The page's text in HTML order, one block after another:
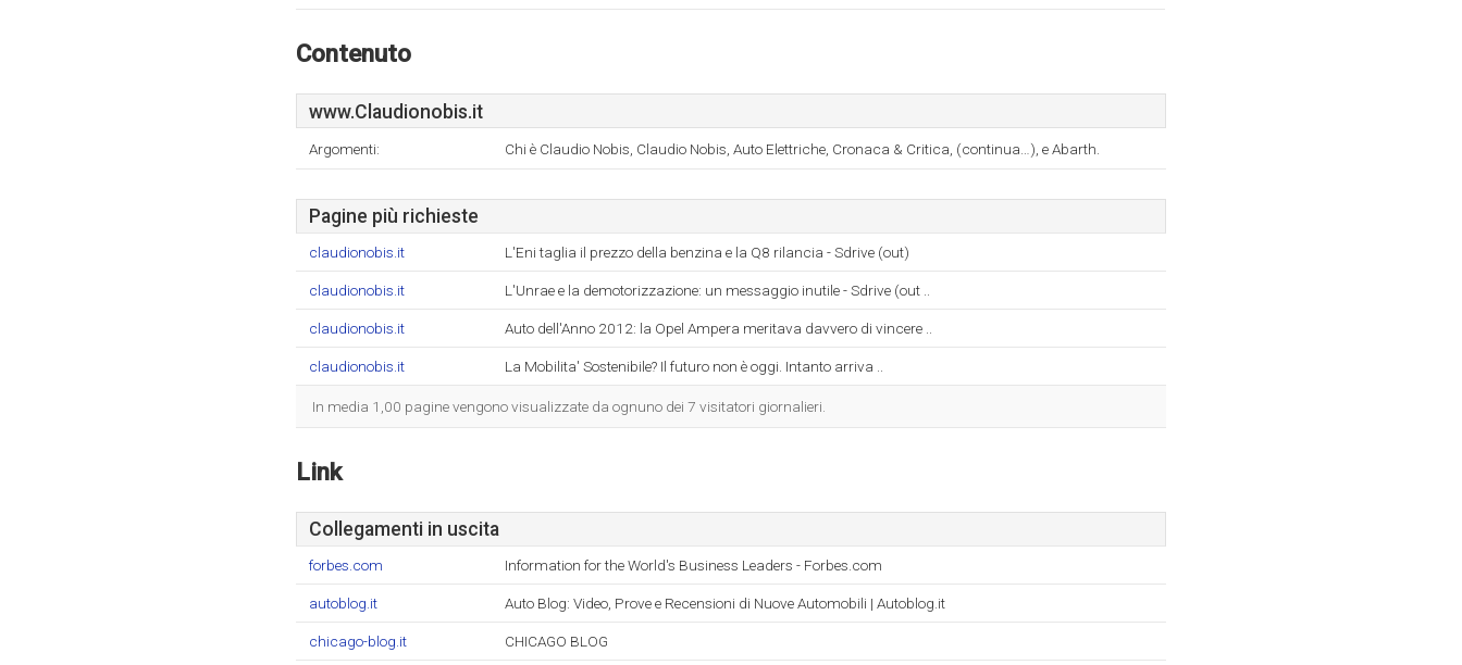
Contenuto
www.Claudionobis.it
Argomenti: Chi è Claudio Nobis, Claudio Nobis, Auto Elettriche, Cronaca & Critica, (continua…), e Abarth.
Pagine più richieste
claudionobis.it L'Eni taglia il prezzo della benzina e la Q8 rilancia - Sdrive (out)
claudionobis.it L'Unrae e la demotorizzazione: un messaggio inutile - Sdrive (out ..
claudionobis.it Auto dell'Anno 2012: la Opel Ampera meritava davvero di vincere ..
claudionobis.it La Mobilita' Sostenibile? Il futuro non è oggi. Intanto arriva ..
In media 1,00 pagine vengono visualizzate da ognuno dei 7 visitatori giornalieri.
Link
Collegamenti in uscita
forbes.com Information for the World's Business Leaders - Forbes.com
autoblog.it Auto Blog: Video, Prove e Recensioni di Nuove Automobili | Autoblog.it
chicago-blog.it CHICAGO BLOG